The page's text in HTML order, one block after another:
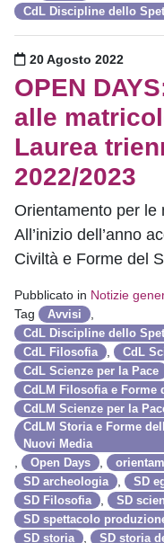
CdL Discipline dello
Pubblicato il
20 Agosto 2022
OPEN
alle
Laurea
2022/2023
Orientamento per le
All’inizio dell’anno
Civiltà e Forme del
Pubblicato in Notizie
Tag
Avvisi
CdL Discipline dello
CdL Filosofia CdL
CdL Scienze per la Pace
CdLM Filosofia e Forme
CdLM Scienze per la
CdLM Storia e Forme
Nuovi Media
Open Days
SD archeologia SD
SD Filosofia SD
SD spettacolo
SD storia SD storia